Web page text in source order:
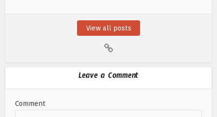
View all posts
Leave a Comment
Comment